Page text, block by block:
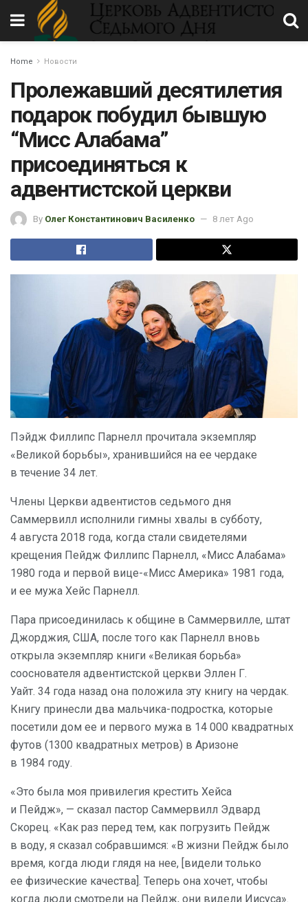
Home Новости
Пролежавший десятилетия
подарок побудил бывшую
“Мисс Алабама”
присоединяться к
адвентистской церкви
By Олег Константинович Василенко 8 лет Ago
Пэйдж Филлипс Парнелл прочитала экземпляр
«Великой борьбы», хранившийся на ее чердаке
в течение 34 лет.
Члены Церкви адвентистов седьмого дня
Саммервилл исполнили гимны хвалы в субботу,
4 августа 2018 года, когда стали свидетелями
крещения Пейдж Филлипс Парнелл, «Мисс Алабама»
1980 года и первой вице-«Мисс Америка» 1981 года,
и ее мужа Хейс Парнелл.
Пара присоединилась к общине в Саммервилле, штат
Джорджия, США, после того как Парнелл вновь
открыла экземпляр книги «Великая борьба»
сооснователя адвентистской церкви Эллен Г.
Уайт. 34 года назад она положила эту книгу на чердак.
Книгу принесли два мальчика-подростка, которые
посетили дом ее и первого мужа в 14 000 квадратных
футов (1300 квадратных метров) в Аризоне
в 1984 году.
«Это была моя привилегия крестить Хейса
и Пейдж», — сказал пастор Саммервилл Эдвард
Скорец. «Как раз перед тем, как погрузить Пейдж
в воду, я сказал собравшимся: «В жизни Пейдж было
время, когда люди глядя на нее, [видели только
ее физические качества]. Теперь она хочет, чтобы
когда люди смотрели на Пейдж, они видели Иисуса».